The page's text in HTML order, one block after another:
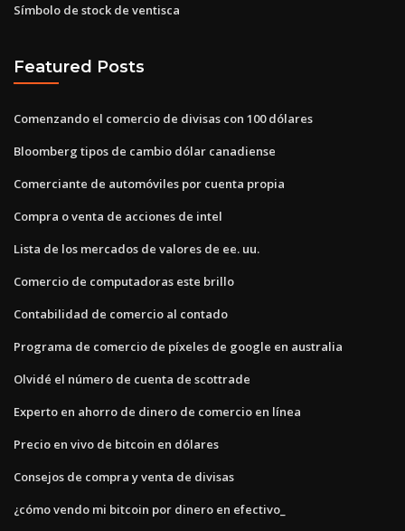
Símbolo de stock de ventisca
Featured Posts
Comenzando el comercio de divisas con 100 dólares
Bloomberg tipos de cambio dólar canadiense
Comerciante de automóviles por cuenta propia
Compra o venta de acciones de intel
Lista de los mercados de valores de ee. uu.
Comercio de computadoras este brillo
Contabilidad de comercio al contado
Programa de comercio de píxeles de google en australia
Olvidé el número de cuenta de scottrade
Experto en ahorro de dinero de comercio en línea
Precio en vivo de bitcoin en dólares
Consejos de compra y venta de divisas
¿cómo vendo mi bitcoin por dinero en efectivo_